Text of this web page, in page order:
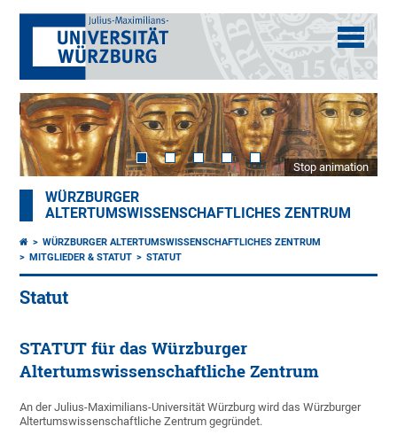
Stop animation
WÜRZBURGER
ALTERTUMSWISSENSCHAFTLICHES ZENTRUM
WÜRZBURGER ALTERTUMSWISSENSCHAFTLICHES ZENTRUM
MITGLIEDER & STATUT
STATUT
Statut
STATUT für das Würzburger
Altertumswissenschaftliche Zentrum
An der Julius-Maximilians-Universität Würzburg wird das Würzburger
Altertumswissenschaftliche Zentrum gegründet.